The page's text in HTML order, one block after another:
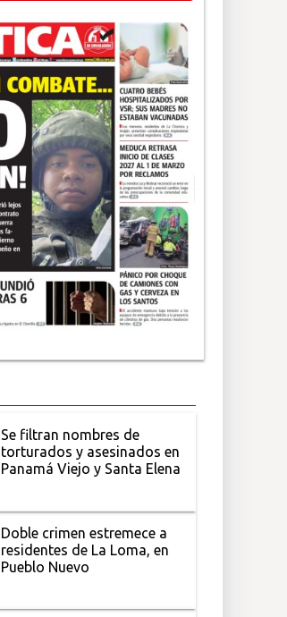
Se filtran nombres de
torturados y asesinados en
Panamá Viejo y Santa Elena
Doble crimen estremece a
residentes de La Loma, en
Pueblo Nuevo